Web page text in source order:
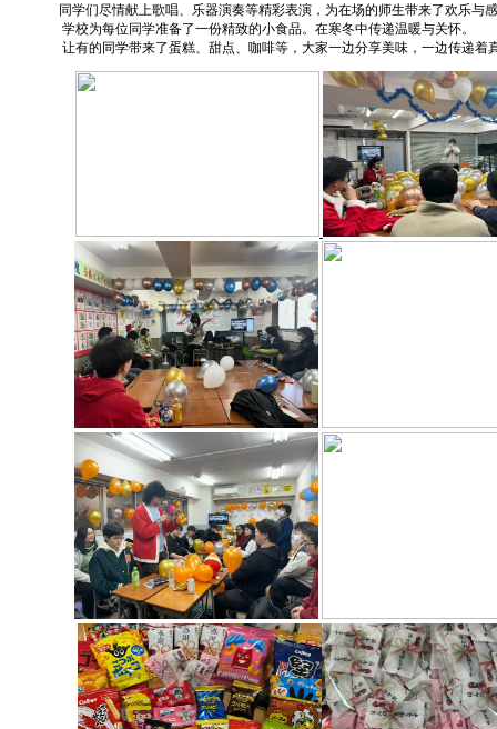
同学们尽情献上歌唱、乐器演奏等精彩表演，为在场的师生带来了欢乐与
学校为每位同学准备了一份精致的小食品。在寒冬中传递温暖与关怀。
让有的同学带来了蛋糕、甜点、咖啡等，大家一边分享美味，一边传递着